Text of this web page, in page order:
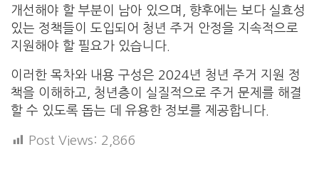
개선해야 할 부분이 남아 있으며, 향후에는 보다 실효성
있는 정책들이 도입되어 청년 주거 안정을 지속적으로
지원해야 할 필요가 있습니다.
이러한 목차와 내용 구성은 2024년 청년 주거 지원 정
책을 이해하고, 청년층이 실질적으로 주거 문제를 해결
할 수 있도록 돕는 데 유용한 정보를 제공합니다.
Post Views: 2,866